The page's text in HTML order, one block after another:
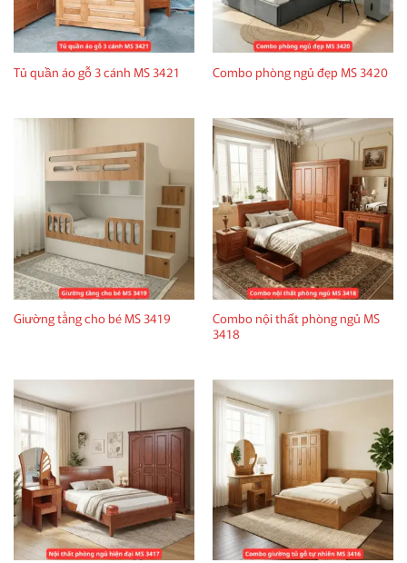
Tủ quần áo gỗ 3 cánh MS 3421 Combo phòng ngủ đẹp MS 3420
Giường tầng cho bé MS 3419
Combo nội thất phòng ngủ MS
3418